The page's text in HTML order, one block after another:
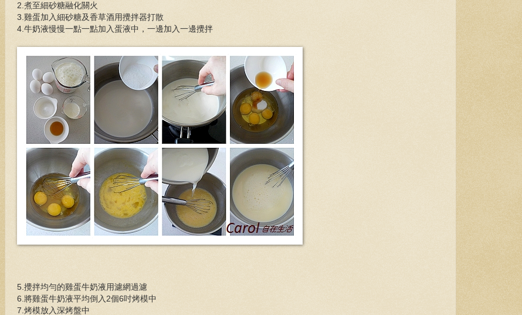
2.煮至細砂糖融化關火
3.雞蛋加入細砂糖及香草酒用攪拌器打散
4.牛奶液慢慢一點一點加入蛋液中，一邊加入一邊攪拌
5.攪拌均勻的雞蛋牛奶液用濾網過濾
6.將雞蛋牛奶液平均倒入2個6吋烤模中
7.烤模放入深烤盤中